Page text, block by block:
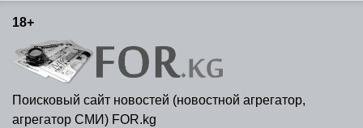
18+
Поисковый сайт новостей (новостной агрегатор,
агрегатор СМИ) FOR.kg